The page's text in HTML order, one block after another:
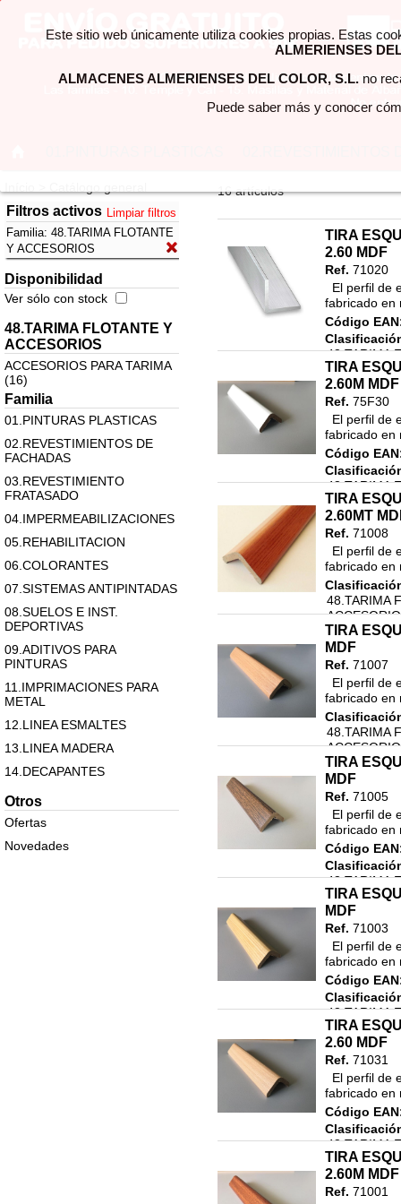
Filtros activos Limpiar filtros
Familia: 48.TARIMA FLOTANTE
Y ACCESORIOS
Disponibilidad
Ver sólo con stock
48.TARIMA FLOTANTE Y
ACCESORIOS
ACCESORIOS PARA TARIMA
(16)
Familia
01.PINTURAS PLASTICAS
02.REVESTIMIENTOS DE
FACHADAS
03.REVESTIMIENTO
FRATASADO
04.IMPERMEABILIZACIONES
05.REHABILITACION
06.COLORANTES
07.SISTEMAS ANTIPINTADAS
08.SUELOS E INST.
DEPORTIVAS
09.ADITIVOS PARA
PINTURAS
11.IMPRIMACIONES PARA
METAL
12.LINEA ESMALTES
13.LINEA MADERA
14.DECAPANTES
15 MASILLAS Y MATERIAL
ALBAÑILERIA
Otros
Ofertas
Novedades
16 artículos
TIRA
2.60 MDF
Ref. 71020
fabricado en
Código
48.TARIMA
TIRA
2.60M MDF
Ref. 75F30
fabricado en
Código
48.TARIMA
TIRA
2.60MT
Ref. 71008
fabricado en
48.TARIMA
TIRA
MDF
Ref. 71007
fabricado en
48.TARIMA
TIRA
MDF
Ref. 71005
fabricado en
Código
48.TARIMA
TIRA
MDF
Ref. 71003
fabricado en
Código
48.TARIMA
TIRA
2.60 MDF
Ref. 71031
fabricado en
Código
48.TARIMA
TIRA
2.60M MDF
Ref. 71001
Este sitio web únicamente utiliza cookies propias. Estas
ALMERIENSES
ALMACENES ALMERIENSES DEL COLOR, S.L.no
Puede saber más y conocer